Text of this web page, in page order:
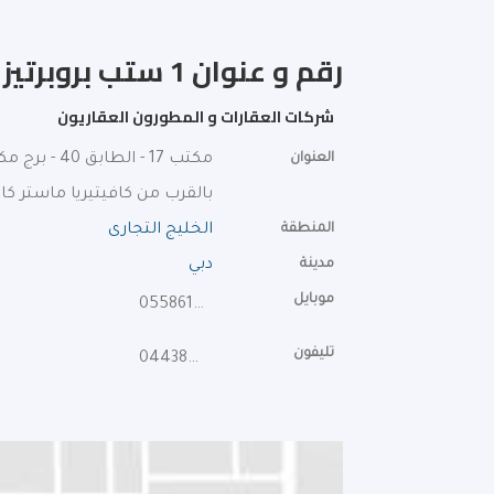
رقم و عنوان 1 ستب بروبرتيز الخليج التجارى
شركات العقارات و المطورون العقاريون
العنوان
مكتب 17 - الطابق 40 - برج مكتب يو-بورا - مراسى درايف
بالقرب من كافيتيريا ماستر
المنطقة الخليج التجارى
مدينة دبي
موبايل 0558615262
تليفون 044385333